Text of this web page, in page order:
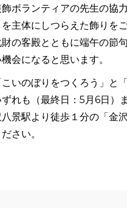
ボランティアの先生の協
を主体にしつらえた飾りを
の客殿とともに端午の節
会になると思います。
いのぼりをつくろう」と
れも（最終日： 5月6日）
景駅より徒歩１分の「金
さい。